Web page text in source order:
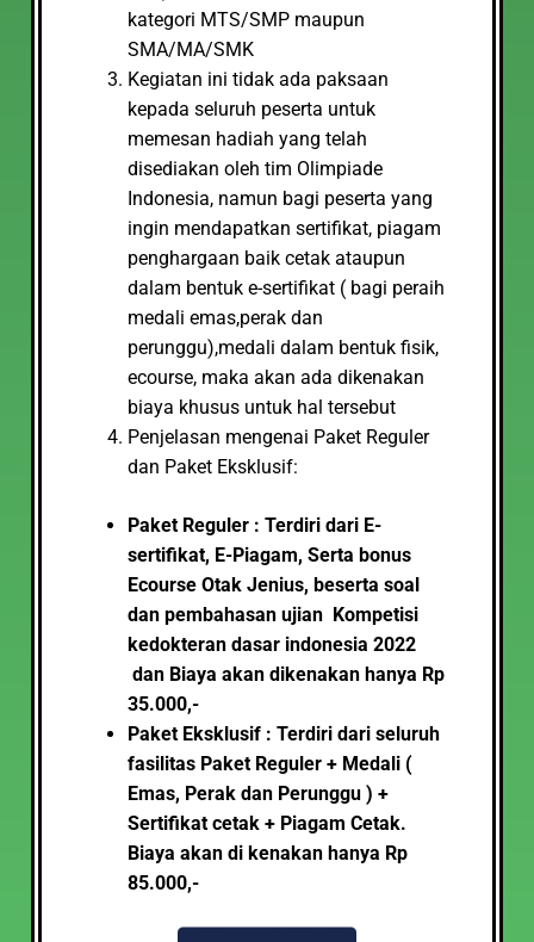
kategori MTS/SMP maupun
SMA/MA/SMK
Kegiatan ini tidak ada paksaan
kepada seluruh peserta untuk
memesan hadiah yang telah
disediakan oleh tim Olimpiade
Indonesia, namun bagi peserta yang
ingin mendapatkan sertifikat, piagam
penghargaan baik cetak ataupun
dalam bentuk e-sertifikat ( bagi peraih
medali emas,perak dan
perunggu),medali dalam bentuk fisik,
ecourse, maka akan ada dikenakan
biaya khusus untuk hal tersebut
Penjelasan mengenai Paket Reguler
dan Paket Eksklusif:
Paket Reguler : Terdiri dari E-
sertifikat, E-Piagam, Serta bonus
Ecourse Otak Jenius, beserta soal
dan pembahasan ujian Kompetisi
kedokteran dasar indonesia 2022
dan Biaya akan dikenakan hanya Rp
35.000,-
Paket Eksklusif : Terdiri dari seluruh
fasilitas Paket Reguler + Medali (
Emas, Perak dan Perunggu ) +
Sertifikat cetak + Piagam Cetak.
Biaya akan di kenakan hanya Rp
85.000,-